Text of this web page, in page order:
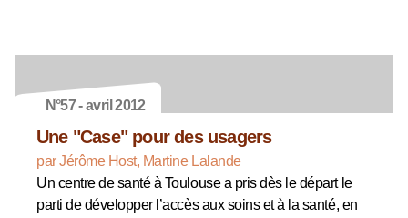
N°57 - avril 2012
Une "Case" pour des usagers
par Jérôme Host, Martine Lalande
Un centre de santé à Toulouse a pris dès le départ le
parti de développer l’accès aux soins et à la santé, en